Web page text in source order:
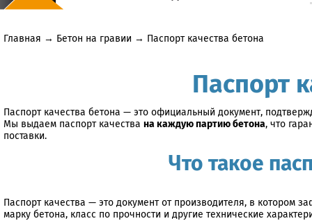
Главная → Бетон на гравии → Паспорт качества бетона
Паспорт
Паспорт качества бетона — это официальный документ,
Мы выдаем паспорт качества на каждую партию бетона, что
поставки.
Что такое
Паспорт качества — это документ от производителя, в котором
марку бетона, класс по прочности и другие технические